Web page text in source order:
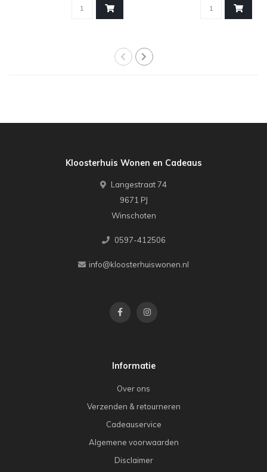
Kloosterhuis Wonen en Cadeaus
Langestraat 74
9671 PJ
Winschoten
0597-412506
info@kloosterhuiswonen.nl
Informatie
Over ons
Verzenden & retourneren
Cadeauservice
Algemene voorwaarden
Disclaimer